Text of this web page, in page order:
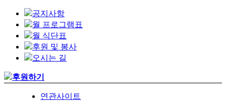
공지사항
월 프로그램표
월 식단표
후원 및 봉사
오시는 길
후원하기
연관사이트